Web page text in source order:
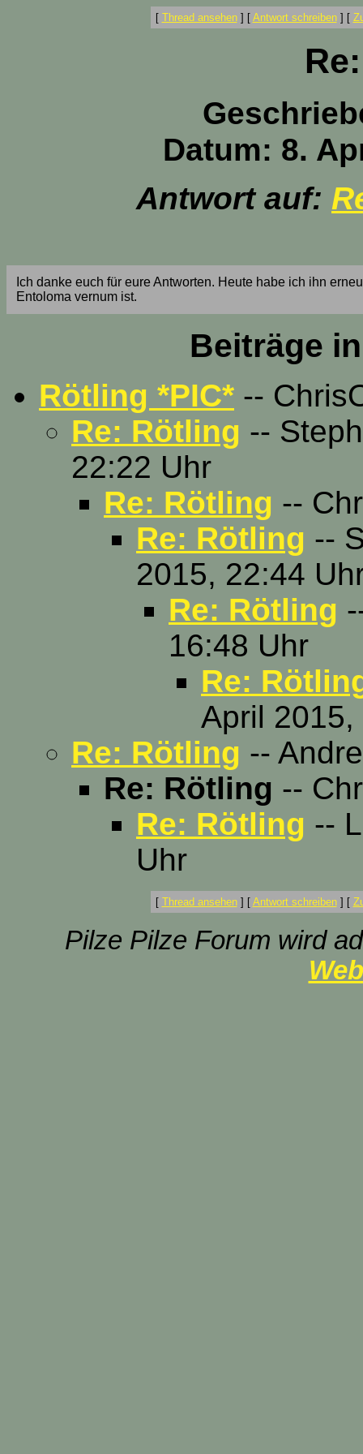
[ Thread ansehen] [ Antwort schreiben] [
Datum: 8.
Antwort auf:
Ich danke euch für eure Antworten. Heute habe ich ihn
Entoloma vernum ist.
Beiträge
Rötling *PIC* --
Re: Rötling --
22:22 Uhr
Re: Rötling --
Re: Rötling --
2015, 22:44
Re: Rötling
16:48 Uhr
Re:
April
Re: Rötling --
Re: Rötling --
Re: Rötling --
Uhr
[ Thread ansehen] [ Antwort schreiben] [
Pilze Pilze Forum wird